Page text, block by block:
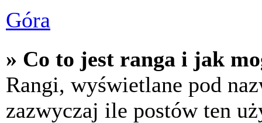
Góra
» Co to jest ranga i jak
Rangi, wyświetlane pod
zazwyczaj ile postów ten